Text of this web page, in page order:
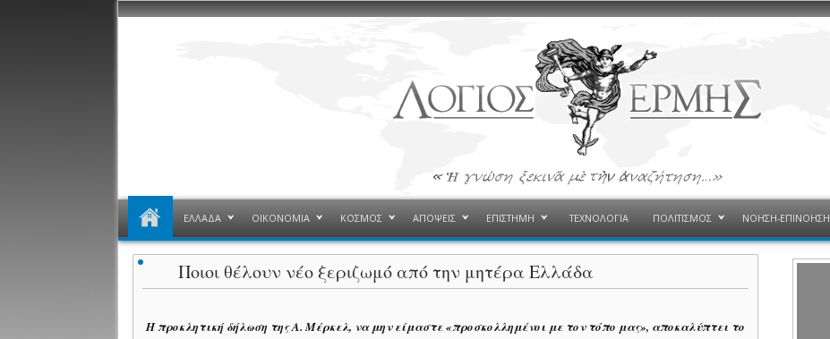
ΕΛΛΑΔΑ ΟΙΚΟΝΟΜΙΑ ΚΟΣΜΟΣ ΑΠΟΨΕΙΣ ΕΠΙΣΤΗΜΗ ΤΕΧΝΟΛΟΓΙΑ ΠΟΛΙΤΙΣΜΟΣ ΝΟΗΣΗ-ΕΠΙΝΟΗΣΗ
Ποιοι θέλουν νέο ξεριζωμό από την μητέρα Ελλάδα
Η προκλητική δήλωση της Α. Μέρκελ, να μην είμαστε «προσκολλημένοι με τον τόπο μας», αποκαλύπτει το